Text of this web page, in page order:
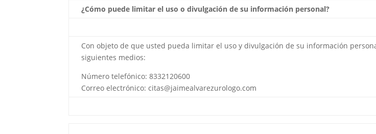
¿Cómo puede limitar el uso o divulgación de su información personal?
Con objeto de que usted pueda limitar el uso y divulgación de su información
siguientes medios:
Número telefónico: 8332120600
Correo electrónico: citas@jaimealvarezurologo.com